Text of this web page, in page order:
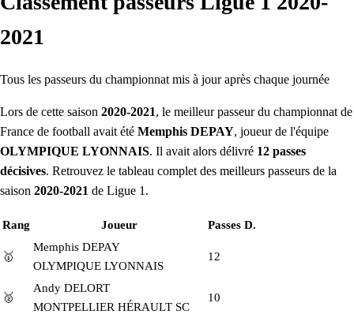
2021
Tous les passeurs du championnat mis à jour après chaque journée
Lors de cette saison 2020-2021, le meilleur passeur du championnat de
France de football avait été Memphis DEPAY, joueur de l'équipe
OLYMPIQUE LYONNAIS. Il avait alors délivré 12 passes
décisives. Retrouvez le tableau complet des meilleurs passeurs de la
saison 2020-2021 de Ligue 1.
Rang Joueur Passes D.
🥇
Memphis DEPAY
OLYMPIQUE LYONNAIS
12
🥈
Andy DELORT
MONTPELLIER HÉRAULT SC
10